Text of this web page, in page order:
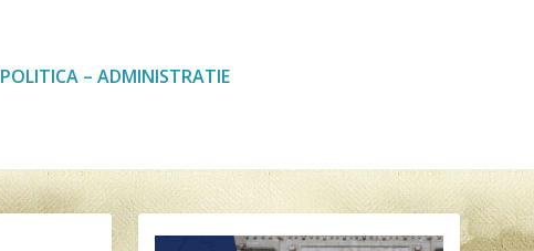
POLITICA – ADMINISTRATIE